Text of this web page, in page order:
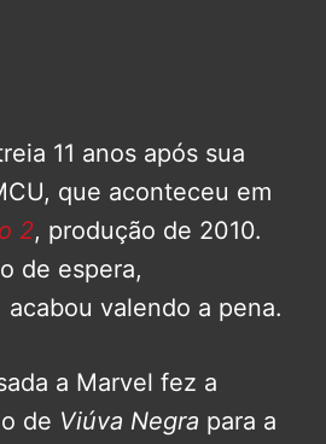
11 anos após sua
que aconteceu em
2, produção de 2010.
de espera,
valendo a pena.
a Marvel fez a
de Viúva Negra para a